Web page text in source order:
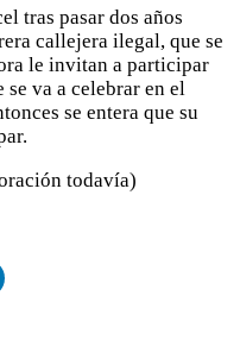
tras pasar dos años
callejera ilegal, que se
le invitan a participar
va a celebrar en el
se entera que su
todavía)